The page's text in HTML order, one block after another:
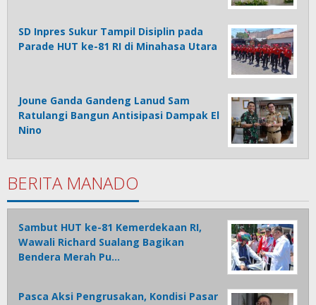
SD Inpres Sukur Tampil Disiplin pada
Parade HUT ke-81 RI di Minahasa Utara
Joune Ganda Gandeng Lanud Sam
Ratulangi Bangun Antisipasi Dampak El
Nino
BERITA MANADO
Sambut HUT ke-81 Kemerdekaan RI,
Wawali Richard Sualang Bagikan
Bendera Merah Pu…
Pasca Aksi Pengrusakan, Kondisi Pasar